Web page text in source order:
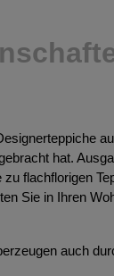
hat.
flachflorigen
Sie in Ihren
auch